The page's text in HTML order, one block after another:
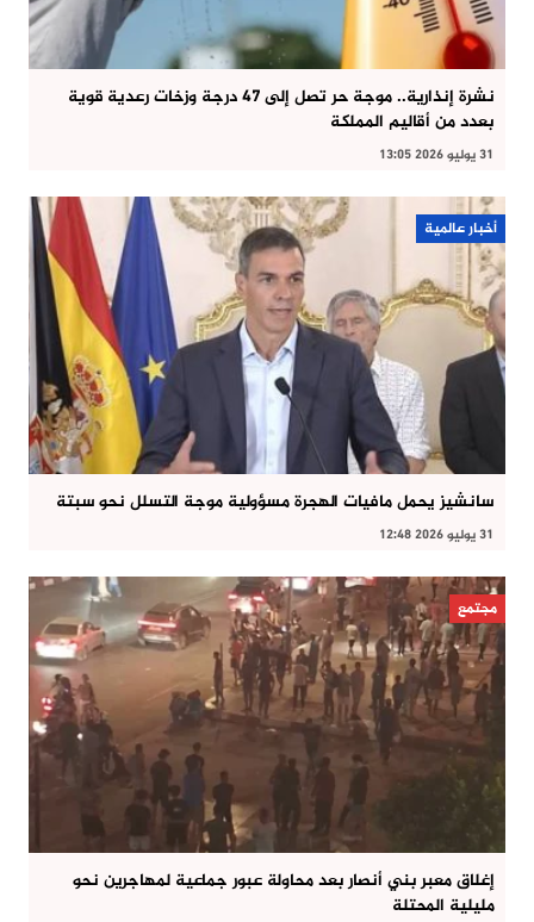
نشرة إنذارية.. موجة حر تصل إلى 47 درجة وزخات رعدية قوية
بعدد من أقاليم المملكة
31 يوليو 2026 13:05
أخبار عالمية
سانشيز يحمل مافيات الهجرة مسؤولية موجة التسلل نحو سبتة
31 يوليو 2026 12:48
مجتمع
إغلاق معبر بني أنصار بعد محاولة عبور جماعية لمهاجرين نحو
مليلية المحتلة